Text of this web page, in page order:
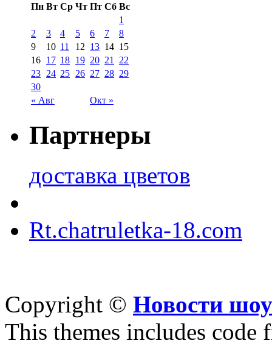
Пн Вт Ср Чт Пт Сб Вс
« Авг Окт »
1
2
3 4 5 6 7
8
9
10 11 12 13 14 15
16 17 18 19 20 21
22
23 24 25 26 27 28 29
30
Партнеры
доставка цветов
Rt.chatruletka-18.com
Copyright © Новости
This themes includes code